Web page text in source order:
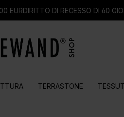
EURDIRITTO DI RECESSO DI 60
TERRASTONE